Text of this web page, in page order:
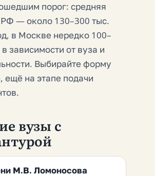
порог: средняя
— около 130–300 тыс.
в Москве нередко 100–
зависимости от вуза и
Выбирайте форму
ещё на этапе подачи
вузы с
М.В. Ломоносова